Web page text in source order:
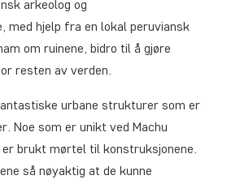
arkeolog og
med hjelp fra en lokal peruviansk
om ruinene, bidro til å gjøre
resten av verden.
urbane strukturer som er
Noe som er unikt ved Machu
brukt mørtel til konstruksjonene.
så nøyaktig at de kunne